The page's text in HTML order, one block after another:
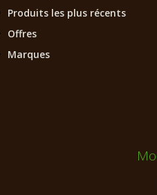
Produits les plus récents
Offres
Marques